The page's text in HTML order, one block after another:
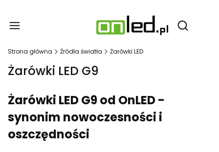
Otwórz
Strona główna Źródła światła Żarówki LED
Żarówki LED G9
Żarówki LED G9 od OnLED -
synonim nowoczesności i
oszczędności